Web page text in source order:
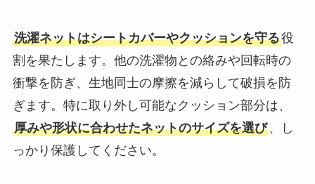
洗濯ネットはシートカバーやクッションを守る役
割を果たします。他の洗濯物との絡みや回転時の
衝撃を防ぎ、生地同士の摩擦を減らして破損を防
ぎます。特に取り外し可能なクッション部分は、
厚みや形状に合わせたネットのサイズを選び、し
っかり保護してください。